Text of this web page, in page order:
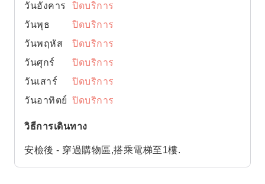
วันอังคาร
ปิดบริการ
วันพุธ
ปิดบริการ
วันพฤหัส
ปิดบริการ
วันศุกร์
ปิดบริการ
วันเสาร์
ปิดบริการ
วันอาทิตย์ ปิดบริการ
วิธีการเดินทาง
安檢後 - 穿過購物區,搭乘電梯至1樓.